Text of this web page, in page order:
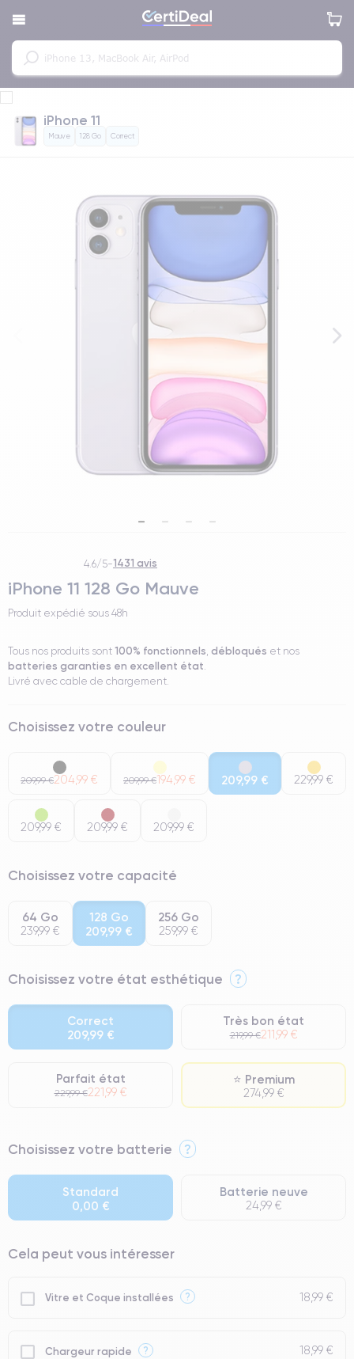
iPhone 11
Mauve 128 Go Correct
4.6/5-1431 avis
iPhone 11 128 Go Mauve
Produit expédié sous 48h
Tous nos produits sont 100% fonctionnels, débloqués et nos
batteries garanties en excellent état.
Livré avec cable de chargement.
Choisissez votre couleur
209,99 €204,99 € 209,99 €194,99 € 209,99 € 229,99 €
209,99 € 209,99 € 209,99 €
Choisissez votre capacité
64 Go
239,99 €
128 Go
209,99 €
256 Go
259,99 €
Choisissez votre état esthétique ?
Correct
209,99 €
Très bon état
219,99 €211,99 €
Parfait état
229,99 €221,99 €
⭐ Premium
274,99 €
⭐ Premium
● Batterie : usage intensif.
● Seuls 5% de nos téléphones ont un grade Premium.
Choisissez votre batterie ?
Standard
0,00 €
Batterie neuve
24,99 €
Cela peut vous intéresser
Vitre et Coque installées ? 18,99 €
Chargeur rapide ? 18,99 €